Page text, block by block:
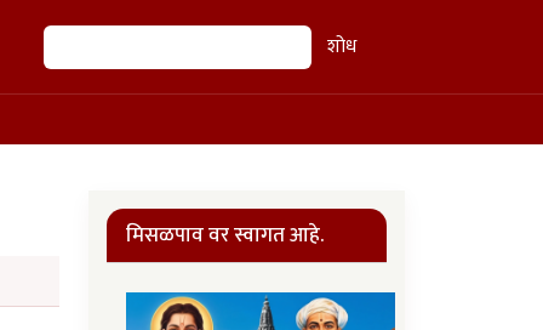
शोध शोध
मिसळपाव वर स्वागत आहे.